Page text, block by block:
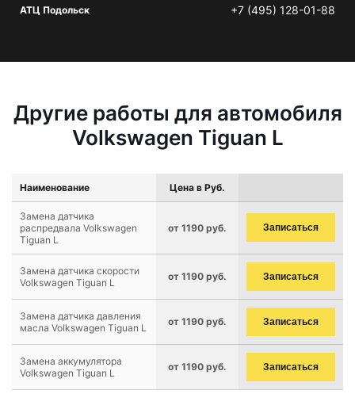
АТЦ Подольск +7 (495) 128-01-88
Другие работы для автомобиля
Volkswagen Tiguan L
Наименование Цена в Руб.
Замена датчика
распредвала Volkswagen
Tiguan L
от 1190 руб. Записаться
Замена датчика скорости
Volkswagen Tiguan L
от 1190 руб. Записаться
Замена датчика давления
масла Volkswagen Tiguan L
от 1190 руб. Записаться
Замена аккумулятора
Volkswagen Tiguan L
от 1190 руб. Записаться